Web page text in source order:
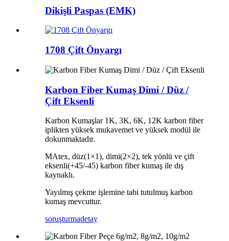
Dikişli Paspas (EMK)
1708 Çift Önyargı
Karbon Fiber Kumaş Dimi / Düz /
Çift Eksenli
Karbon Kumaşlar 1K, 3K, 6K, 12K karbon fiber
iplikten yüksek mukavemet ve yüksek modül ile
dokunmaktadır.
MAtex, düz(1×1), dimi(2×2), tek yönlü ve çift
eksenli(+45/-45) karbon fiber kumaş ile dış
kaynaklı.
Yayılmış çekme işlemine tabi tutulmuş karbon
kumaş mevcuttur.
soruşturmadetay